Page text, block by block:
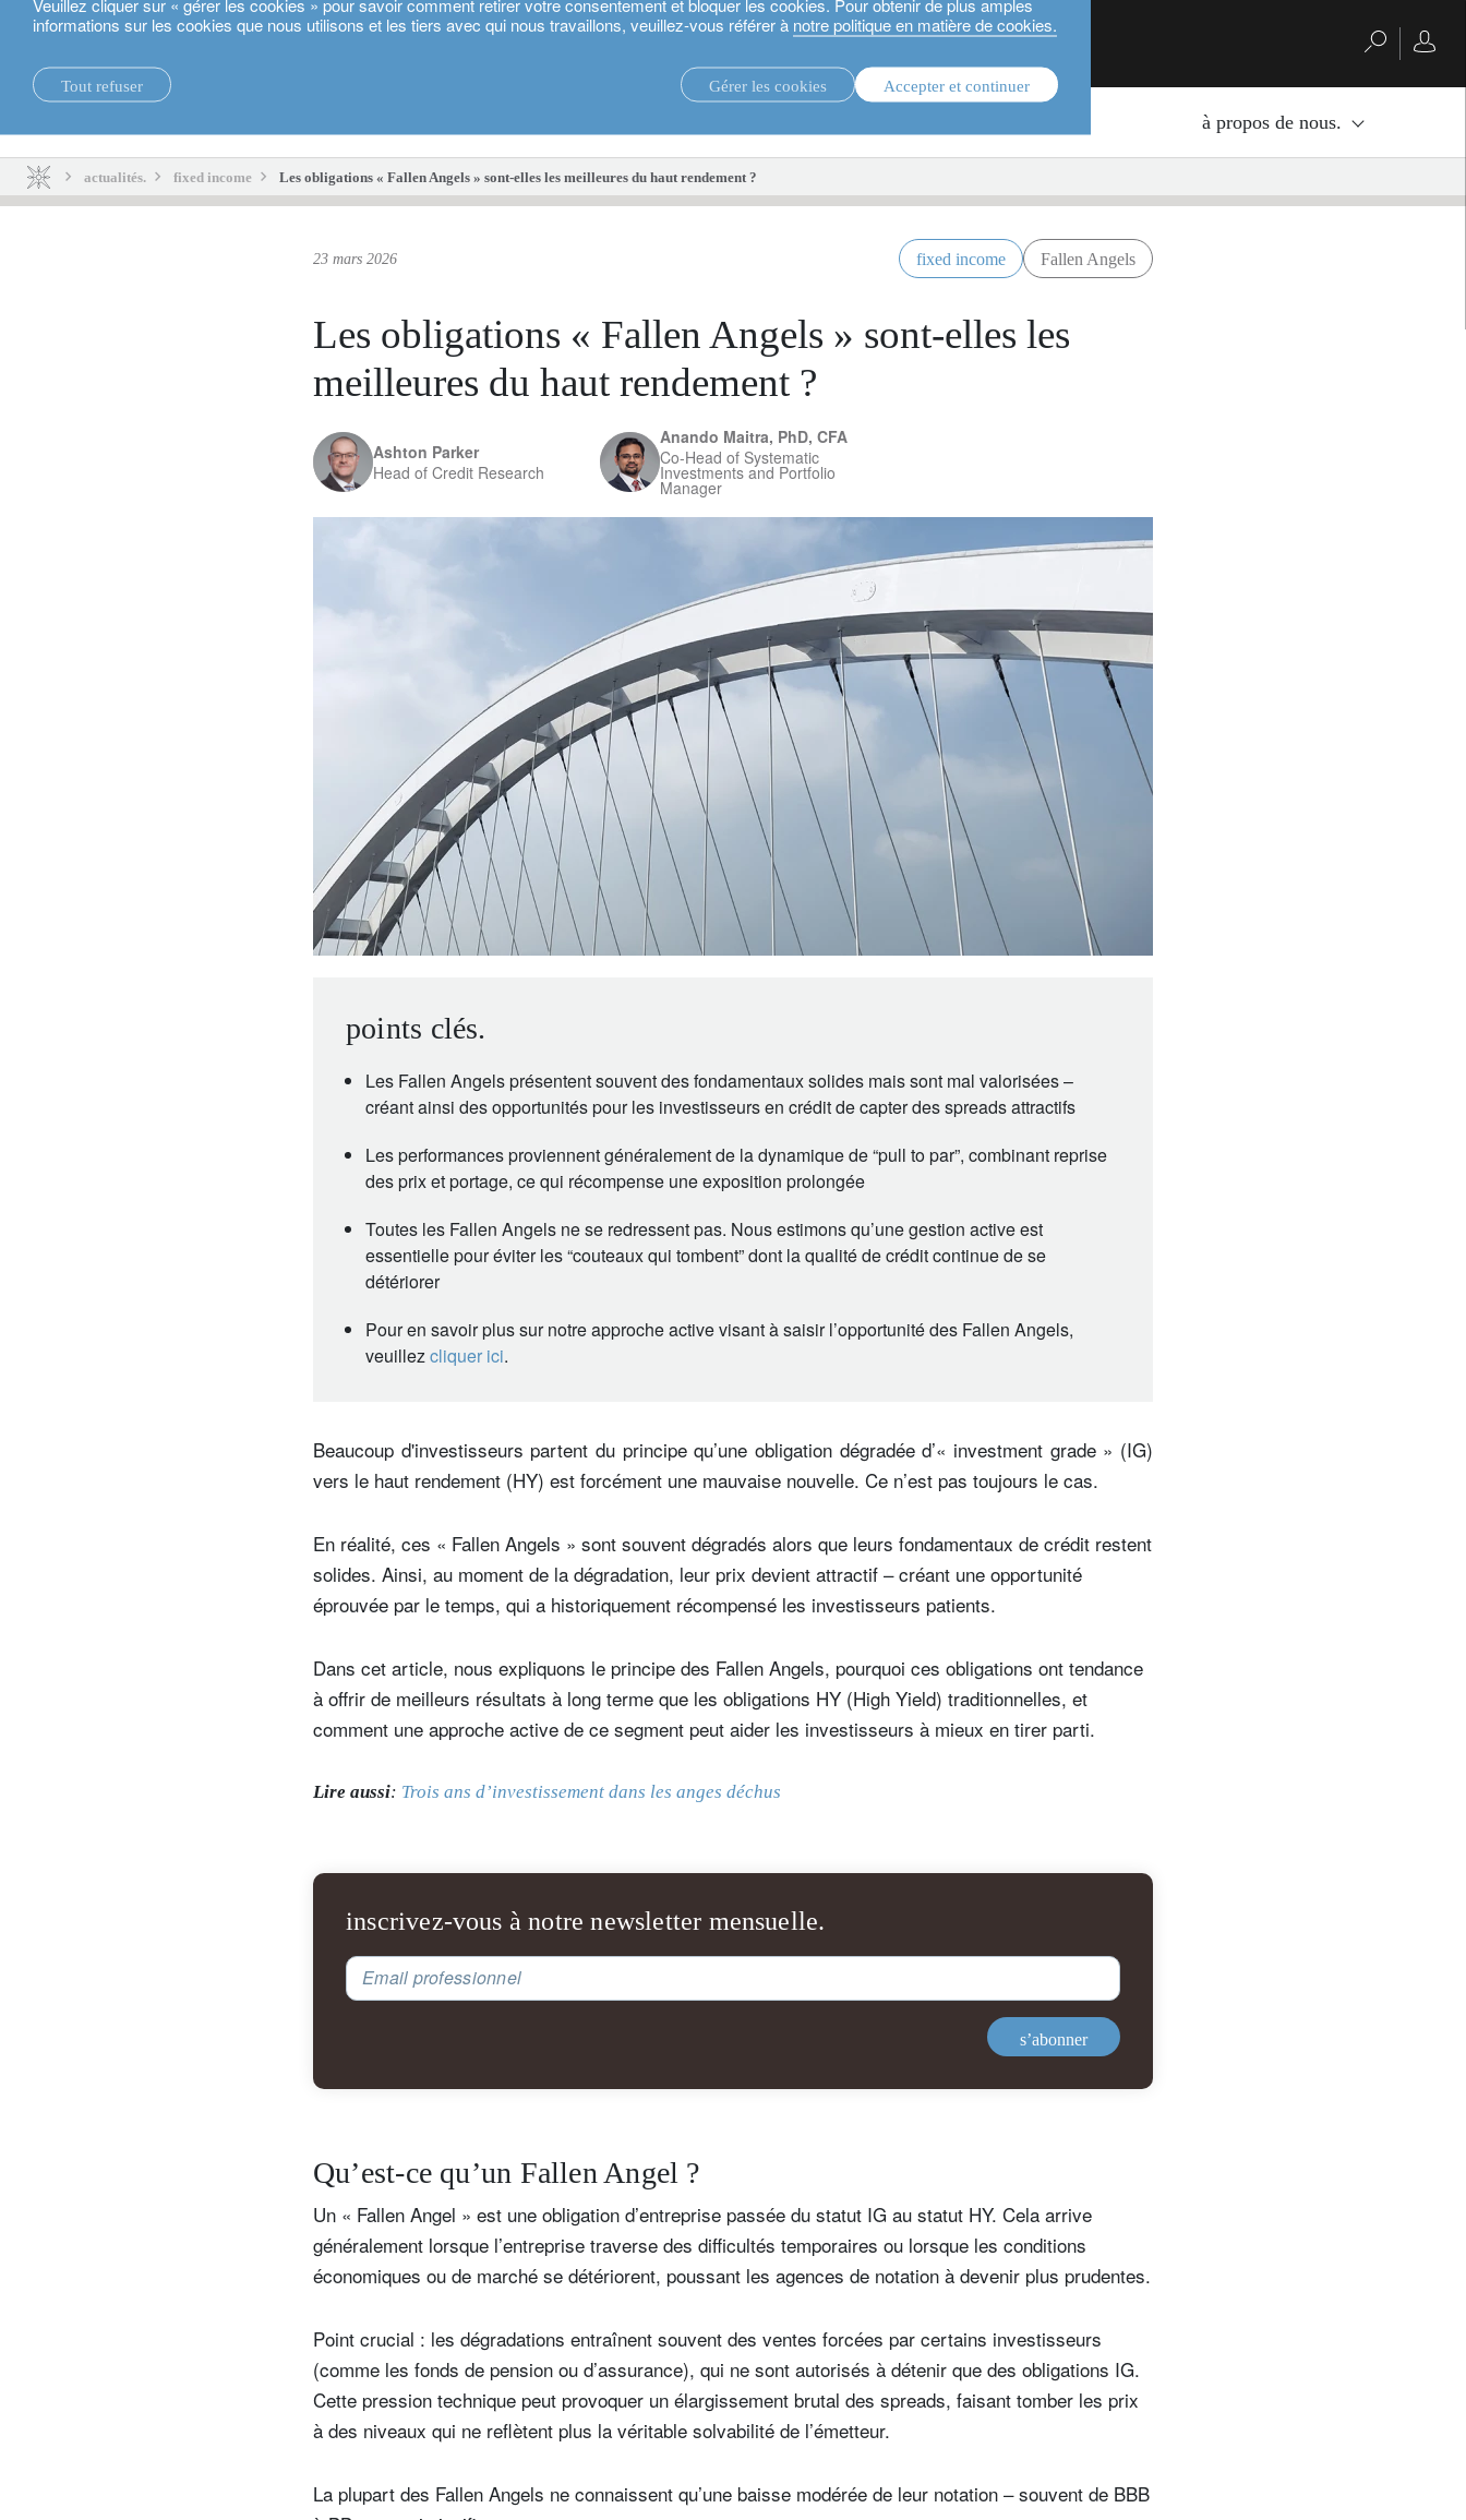
informations sur les cookies que nous utilisons et les tiers avec qui nous travaillons, veuillez-vous référer à notre politique en matière de cookies.
Tout refuser Gérer les cookies Accepter et continuer
à propos de nous.
actualités. fixed income Les obligations « Fallen Angels » sont-elles les meilleures du haut rendement ?
23 mars 2026 fixed income Fallen Angels
Les obligations « Fallen Angels » sont-elles les
meilleures du haut rendement ?
Ashton Parker
Head of Credit Research
Anando Maitra, PhD, CFA
Co-Head of Systematic
Investments and Portfolio
Manager
points clés.
Les Fallen Angels présentent souvent des fondamentaux solides mais sont mal valorisées –
créant ainsi des opportunités pour les investisseurs en crédit de capter des spreads attractifs
Les performances proviennent généralement de la dynamique de “pull to par”, combinant reprise
des prix et portage, ce qui récompense une exposition prolongée
Toutes les Fallen Angels ne se redressent pas. Nous estimons qu’une gestion active est
essentielle pour éviter les “couteaux qui tombent” dont la qualité de crédit continue de se
détériorer
Pour en savoir plus sur notre approche active visant à saisir l’opportunité des Fallen Angels,
veuillezcliquer ici.
Beaucoup d'investisseurs partent du principe qu’une obligation dégradée d’« investment grade » (IG)
vers le haut rendement (HY) est forcément une mauvaise nouvelle. Ce n’est pas toujours le cas.
En réalité, ces « Fallen Angels » sont souvent dégradés alors que leurs fondamentaux de crédit restent
solides. Ainsi, au moment de la dégradation, leur prix devient attractif – créant une opportunité
éprouvée par le temps, qui a historiquement récompensé les investisseurs patients.
Dans cet article, nous expliquons le principe des Fallen Angels, pourquoi ces obligations ont tendance
à offrir de meilleurs résultats à long terme que les obligations HY (High Yield) traditionnelles, et
comment une approche active de ce segment peut aider les investisseurs à mieux en tirer parti.
Lire aussi: Trois ans d’investissement dans les anges déchus
inscrivez-vous à notre newsletter mensuelle.
Email professionnel
s’abonner
Qu’est-ce qu’un Fallen Angel ?
Un « Fallen Angel » est une obligation d’entreprise passée du statut IG au statut HY. Cela arrive
généralement lorsque l’entreprise traverse des difficultés temporaires ou lorsque les conditions
économiques ou de marché se détériorent, poussant les agences de notation à devenir plus prudentes.
Point crucial : les dégradations entraînent souvent des ventes forcées par certains investisseurs
(comme les fonds de pension ou d’assurance), qui ne sont autorisés à détenir que des obligations IG.
Cette pression technique peut provoquer un élargissement brutal des spreads, faisant tomber les prix
à des niveaux qui ne reflètent plus la véritable solvabilité de l’émetteur.
La plupart des Fallen Angels ne connaissent qu’une baisse modérée de leur notation – souvent de BBB